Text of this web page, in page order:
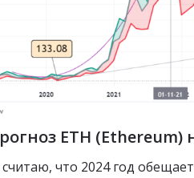
ETH (Ethereum)
что 2024 год